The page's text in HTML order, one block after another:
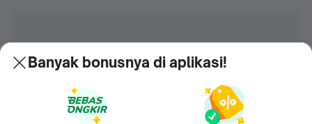
Banyak bonusnya di aplikasi!